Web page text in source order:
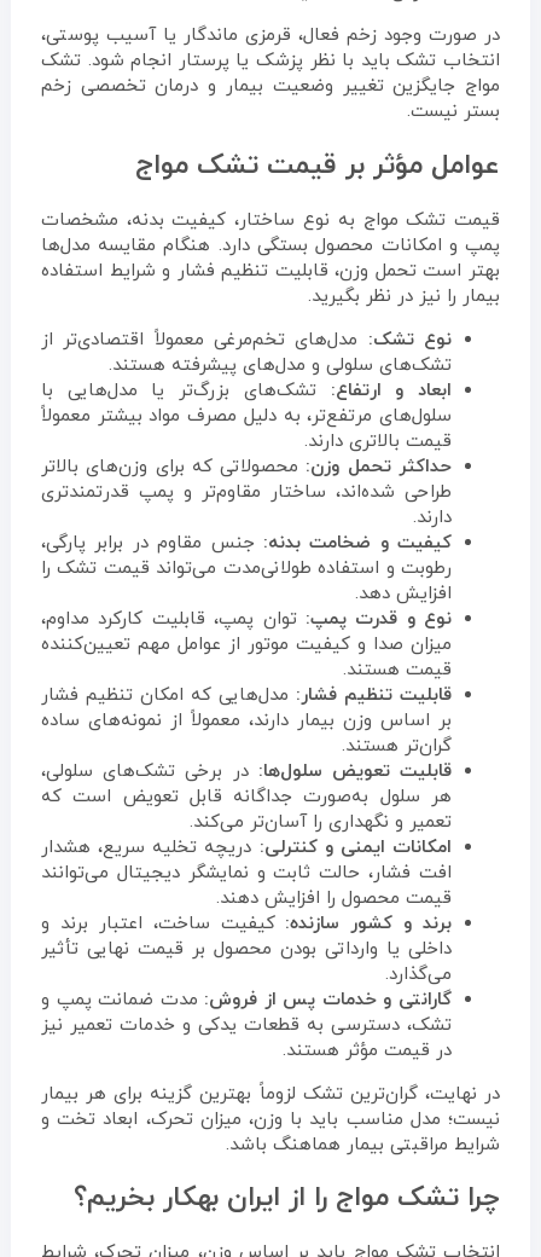
در صورت وجود زخم فعال، قرمزی ماندگار یا آسیب پوستی،
انتخاب تشک باید با نظر پزشک یا پرستار انجام شود. تشک
مواج جایگزین تغییر وضعیت بیمار و درمان تخصصی زخم
بستر نیست.
عوامل مؤثر بر قیمت تشک مواج
قیمت تشک مواج به نوع ساختار، کیفیت بدنه، مشخصات
پمپ و امکانات محصول بستگی دارد. هنگام مقایسه مدل‌ها
بهتر است تحمل وزن، قابلیت تنظیم فشار و شرایط استفاده
بیمار را نیز در نظر بگیرید.
نوع تشک: مدل‌های تخم‌مرغی معمولاً اقتصادی‌تر از
تشک‌های سلولی و مدل‌های پیشرفته هستند.
ابعاد و ارتفاع: تشک‌های بزرگ‌تر یا مدل‌هایی با
سلول‌های مرتفع‌تر، به دلیل مصرف مواد بیشتر معمولاً
قیمت بالاتری دارند.
حداکثر تحمل وزن: محصولاتی که برای وزن‌های بالاتر
طراحی شده‌اند، ساختار مقاوم‌تر و پمپ قدرتمندتری
دارند.
کیفیت و ضخامت بدنه: جنس مقاوم در برابر پارگی،
رطوبت و استفاده طولانی‌مدت می‌تواند قیمت تشک را
افزایش دهد.
نوع و قدرت پمپ: توان پمپ، قابلیت کارکرد مداوم،
میزان صدا و کیفیت موتور از عوامل مهم تعیین‌کننده
قیمت هستند.
قابلیت تنظیم فشار: مدل‌هایی که امکان تنظیم فشار
بر اساس وزن بیمار دارند، معمولاً از نمونه‌های ساده
گران‌تر هستند.
قابلیت تعویض سلول‌ها: در برخی تشک‌های سلولی،
هر سلول به‌صورت جداگانه قابل تعویض است که
تعمیر و نگهداری را آسان‌تر می‌کند.
امکانات ایمنی و کنترلی: دریچه تخلیه سریع، هشدار
افت فشار، حالت ثابت و نمایشگر دیجیتال می‌توانند
قیمت محصول را افزایش دهند.
برند و کشور سازنده: کیفیت ساخت، اعتبار برند و
داخلی یا وارداتی بودن محصول بر قیمت نهایی تأثیر
می‌گذارد.
گارانتی و خدمات پس از فروش: مدت ضمانت پمپ و
تشک، دسترسی به قطعات یدکی و خدمات تعمیر نیز
در قیمت مؤثر هستند.
در نهایت، گران‌ترین تشک لزوماً بهترین گزینه برای هر بیمار
نیست؛ مدل مناسب باید با وزن، میزان تحرک، ابعاد تخت و
شرایط مراقبتی بیمار هماهنگ باشد.
چرا تشک مواج را از ایران بهکار بخریم؟